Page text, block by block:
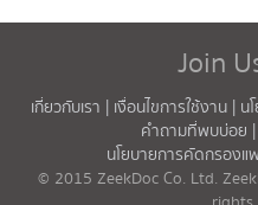
Join
เกี่ยวกับเรา | เงื่อนไขการใช้งาน | น
คำถามที่พบบ่อย |
นโยบายการคัดกรองแ
© 2015 ZeekDoc Co. Ltd.